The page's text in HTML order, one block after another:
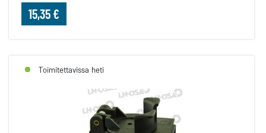
15,35 €
Toimitettavissa heti